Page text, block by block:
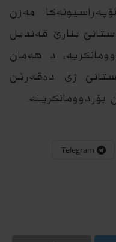
مه‌زن
بنارێ قه‌ندیل
د هه‌مان
ژی دەڤەرێن
Telegram